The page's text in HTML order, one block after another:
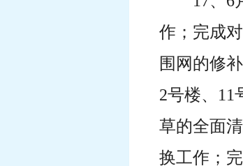
作；完成
围网的修
2号楼、11
草的全面
换工作；